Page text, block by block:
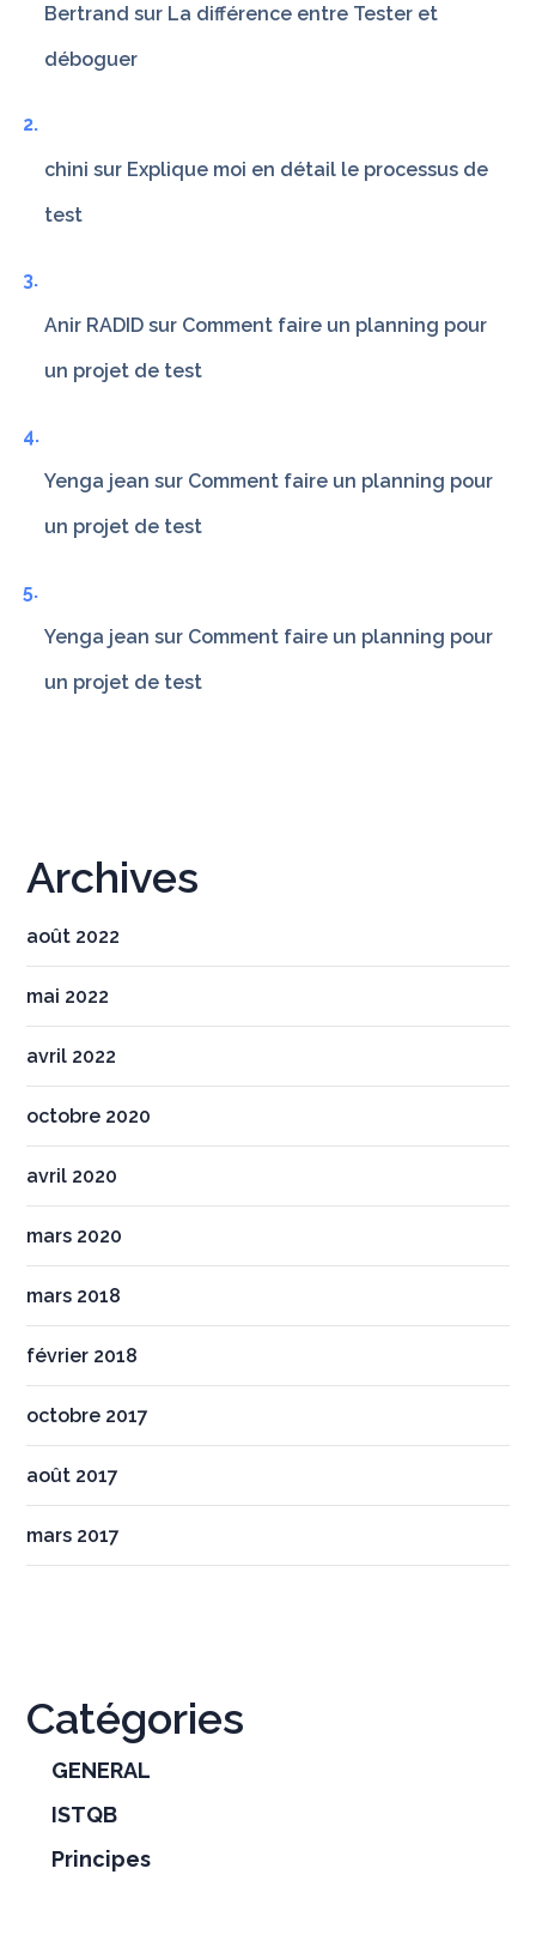
Bertrand sur La différence entre Tester et
déboguer
chini sur Explique moi en détail le processus de
test
Anir RADIDsur Comment faire un planning pour
un projet de test
Yenga jean sur Comment faire un planning pour
un projet de test
Yenga jean sur Comment faire un planning pour
un projet de test
Archives
août 2022
mai 2022
avril 2022
octobre 2020
avril 2020
mars 2020
mars 2018
février 2018
octobre 2017
août 2017
mars 2017
Catégories
GENERAL
ISTQB
Principes